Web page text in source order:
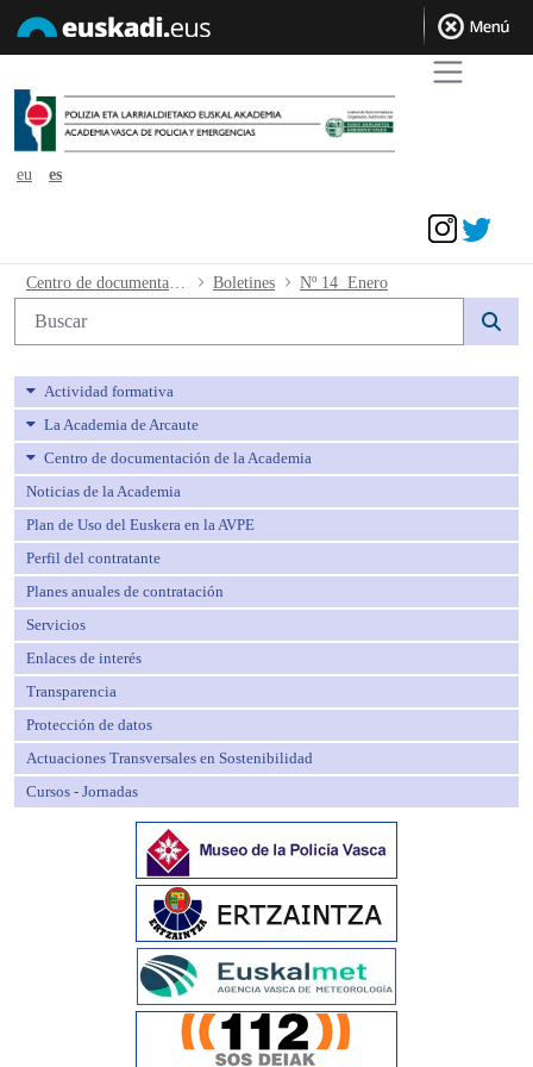
eu
es
Nº 14 Enero - avpe
Boletines Nº 14 Enero
Búsqueda web
Actividad formativa
La Academia de Arcaute
Centro de documentación de la Academia
Noticias de la Academia
Plan de Uso del Euskera en la AVPE
Perfil del contratante
Planes anuales de contratación
Servicios
Enlaces de interés
Transparencia
Protección de datos
Actuaciones Transversales en Sostenibilidad
Cursos - Jornadas